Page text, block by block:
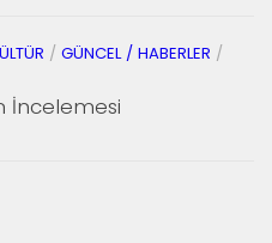
/ GÜNCEL / HABERLER /
İncelemesi